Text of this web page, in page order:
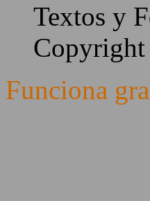
Textos y
Funciona